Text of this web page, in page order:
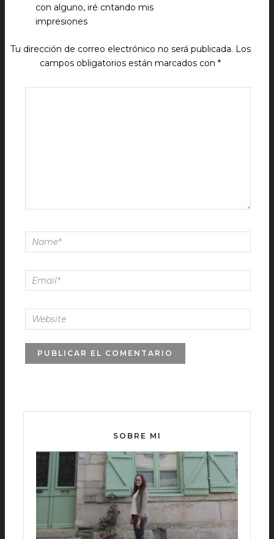
con alguno, iré cntando mis
impresiones
Tu dirección de correo electrónico no será publicada. Los
campos obligatorios están marcados con*
SOBRE MI